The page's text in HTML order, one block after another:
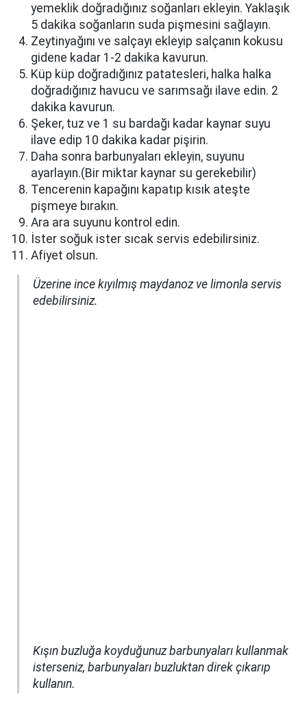
yemeklik doğradığınız soğanları ekleyin. Yaklaşık
5 dakika soğanların suda pişmesini sağlayın.
Zeytinyağını ve salçayı ekleyip salçanın kokusu
gidene kadar 1-2 dakika kavurun.
Küp küp doğradığınız patatesleri, halka halka
doğradığınız havucu ve sarımsağı ilave edin. 2
dakika kavurun.
Şeker, tuz ve 1 su bardağı kadar kaynar suyu
ilave edip 10 dakika kadar pişirin.
Daha sonra barbunyaları ekleyin, suyunu
ayarlayın.(Bir miktar kaynar su gerekebilir)
Tencerenin kapağını kapatıp kısık ateşte
pişmeye bırakın.
Ara ara suyunu kontrol edin.
İster soğuk ister sıcak servis edebilirsiniz.
Afiyet olsun.
Üzerine ince kıyılmış maydanoz ve limonla servis
edebilirsiniz.
Kışın buzluğa koyduğunuz barbunyaları kullanmak
isterseniz, barbunyaları buzluktan direk çıkarıp
kullanın.